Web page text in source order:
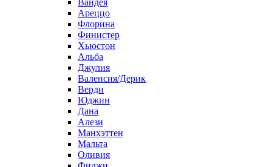
Вандея
Ареццо
Флорина
Финистер
Хьюстон
Альба
Джулия
Валенсия/Дерик
Верди
Юджин
Дана
Алези
Манхэттен
Мальта
Оливия